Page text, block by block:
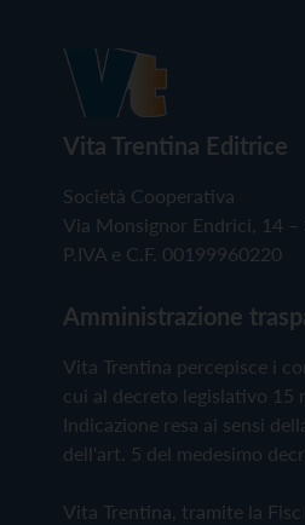
Vita Trentina Editrice
Società Cooperativa
Via Monsignor Endrici, 14 –
P.IVA e C.F. 00199960220
Amministrazione
Vita Trentina percepisce i
cui al decreto legislativo 15
Indicazione resa ai sensi
dell'art. 5 del medesimo
Vita Trentina, tramite la